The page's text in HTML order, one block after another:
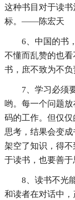
这种书目对于读
标。——陈宏天
6、中国的书
不懂而乱赞的也
书，庶不致为不负
7、学习必须
哟。每一个问题
码的工作。但仅
思考，结果会变
架空了知识，得
于读书，也要善
8、读书不光
和读者在对话中，